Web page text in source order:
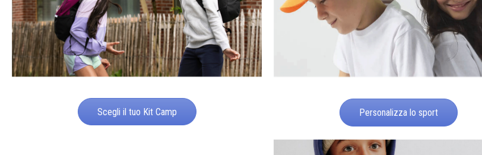
Scegli il tuo Kit Camp Personalizza lo sport